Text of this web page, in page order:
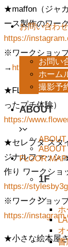
お問い合わ
お問い
ホーム
撮影予
ABOUT
ABOUT
FLOOR MAP
1F
ホ
オ
★maffon（ジャ
ース製作のワー
https://
※ワークショッ
→ https://
★FLOWER OF
ったプチ体験）
https://
★セレブタ スタ
ジナルファッシ
作り ワークショ
https://
※ワークショッ
https://
★小さな絵本屋